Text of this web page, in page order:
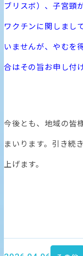
ブリスボ）、子宮頸
ワクチンに関しまし
いませんが、やむを
合はその旨お申し付
今後とも、地域の皆
まいります。引き続
上げます。